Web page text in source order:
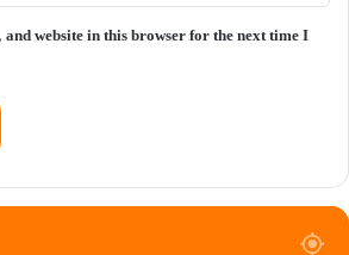
website in this browser for the next time I